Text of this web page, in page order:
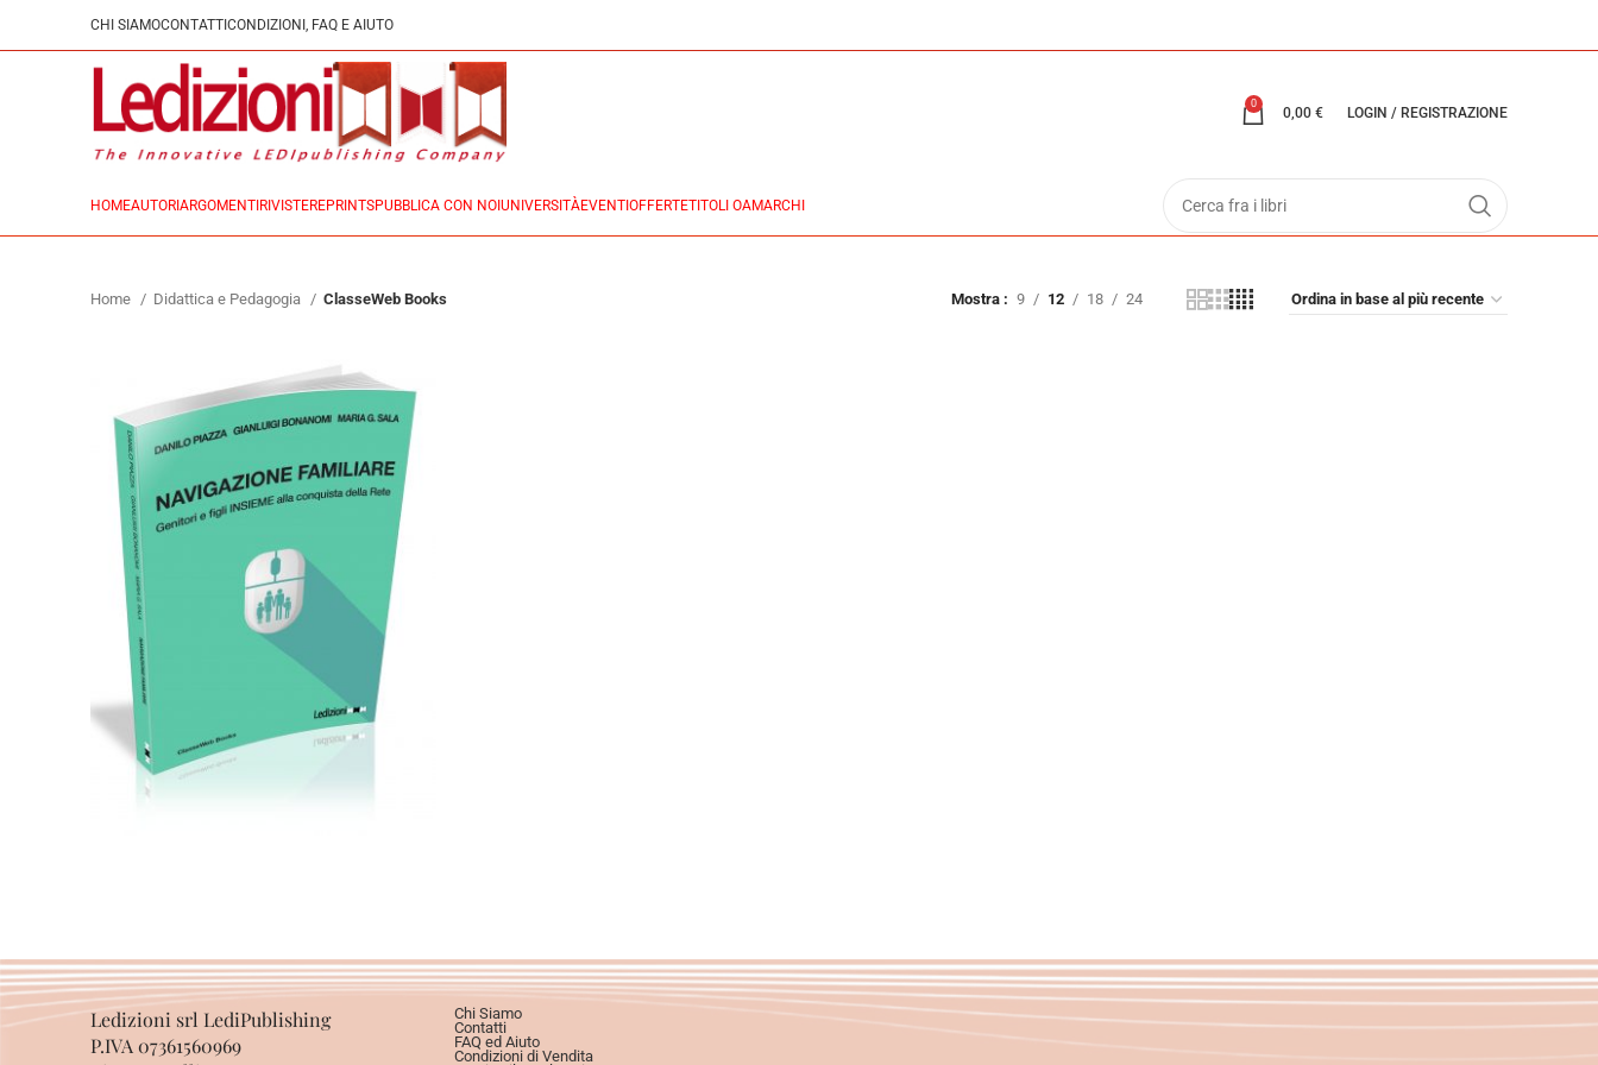
CHI SIAMOCONTATTI CONDIZIONI, FAQ E AIUTO
0
0,00 € LOGIN / REGISTRAZIONE
HOMEAUTORI ARGOMENTI RIVISTEREPRINTSPUBBLICA CON NOI UNIVERSITÀEVENTI OFFERTETITOLI OAMARCHI
Home Didattica e Pedagogia ClasseWeb Books Mostra 9 12 18 24
eBook in ePub
4,99€ 14,00
Ledizioni srl LediPublishing
P.IVA 07361560969
Chi Siamo
Contatti
FAQ ed Aiuto
Condizioni di Vendita